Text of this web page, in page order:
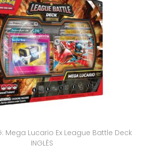
Mega Lucario Ex League Battle Deck
INGLÉS